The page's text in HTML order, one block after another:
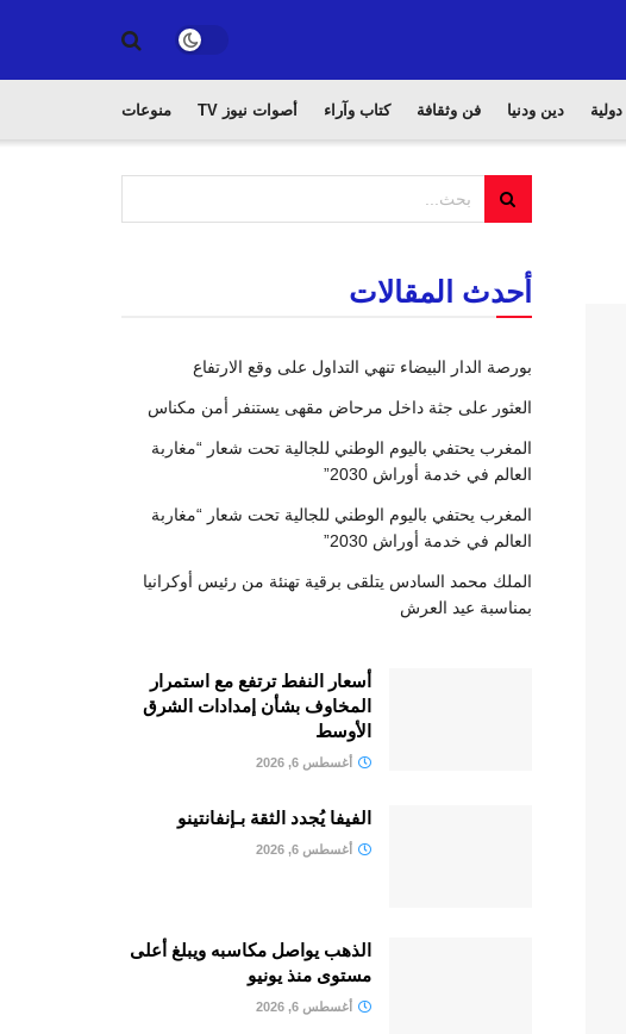
دولية دين ودنيا فن وثقافة كتاب وآراء أصوات نيوز TV منوعات
أحدث المقالات
بورصة الدار البيضاء تنهي التداول على وقع الارتفاع
العثور على جثة داخل مرحاض مقهى يستنفر أمن مكناس
المغرب يحتفي باليوم الوطني للجالية تحت شعار “مغاربة
العالم في خدمة أوراش 2030”
المغرب يحتفي باليوم الوطني للجالية تحت شعار “مغاربة
العالم في خدمة أوراش 2030”
الملك محمد السادس يتلقى برقية تهنئة من رئيس أوكرانيا
بمناسبة عيد العرش
أسعار النفط ترتفع مع استمرار
المخاوف بشأن إمدادات الشرق
الأوسط
أغسطس 6, 2026
الفيفا يُجدد الثقة بـإنفانتينو
أغسطس 6, 2026
الذهب يواصل مكاسبه ويبلغ أعلى
مستوى منذ يونيو
أغسطس 6, 2026